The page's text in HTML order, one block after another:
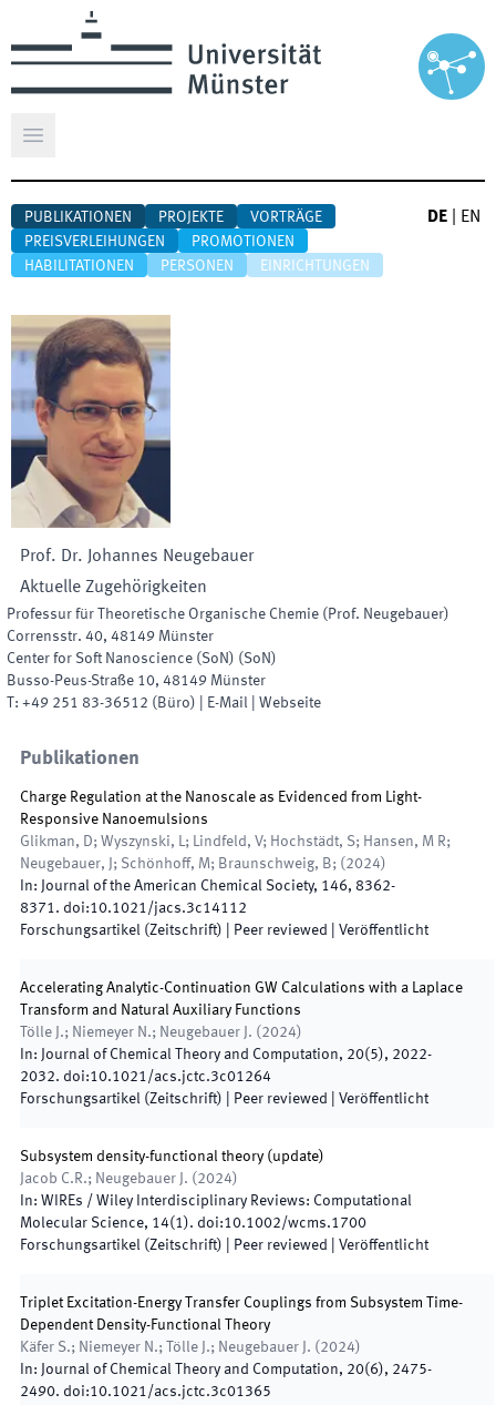
Hauptmenü öffnen
PUBLIKATIONEN PROJEKTE
VORTRÄGE
PREISVERLEIHUNGEN
PROMOTIONEN
HABILITATIONEN
PERSONEN EINRICHTUNGEN
DE EN
Prof. Dr. Johannes Neugebauer
Aktuelle Zugehörigkeiten
Professur für Theoretische Organische Chemie (Prof. Neugebauer)
Corrensstr. 40, 48149 Münster
Center for Soft Nanoscience (SoN) (SoN )
Busso-Peus-Straße 10, 48149 Münster
T: +49 251 83-36512 ( Büro) E-Mail Webseite
Publikationen
Charge Regulation at the Nanoscale as Evidenced from Light-
Responsive Nanoemulsions
Glikman, D; Wyszynski, L; Lindfeld, V; Hochstädt, S; Hansen, M R;
Neugebauer, J; Schönhoff, M; Braunschweig, B; ( 2024)
In: Journal of the American Chemical Society, 146, 8362-
8371. doi:10.1021/jacs.3c14112
Forschungsartikel (Zeitschrift) | Peer reviewed Veröffentlicht
Accelerating Analytic-Continuation GW Calculations with a Laplace
Transform and Natural Auxiliary Functions
Tölle J.; Niemeyer N.; Neugebauer J. ( 2024)
In: Journal of Chemical Theory and Computation, 20(5), 2022-
2032. doi:10.1021/acs.jctc.3c01264
Forschungsartikel (Zeitschrift) | Peer reviewed Veröffentlicht
Subsystem density-functional theory (update)
Jacob C.R.; Neugebauer J. ( 2024)
In: WIREs / Wiley Interdisciplinary Reviews: Computational
Molecular Science, 14(1). doi:10.1002/wcms.1700
Forschungsartikel (Zeitschrift) | Peer reviewed Veröffentlicht
Triplet Excitation-Energy Transfer Couplings from Subsystem Time-
Dependent Density-Functional Theory
Käfer S.; Niemeyer N.; Tölle J.; Neugebauer J. ( 2024)
In: Journal of Chemical Theory and Computation, 20(6), 2475-
2490. doi:10.1021/acs.jctc.3c01365